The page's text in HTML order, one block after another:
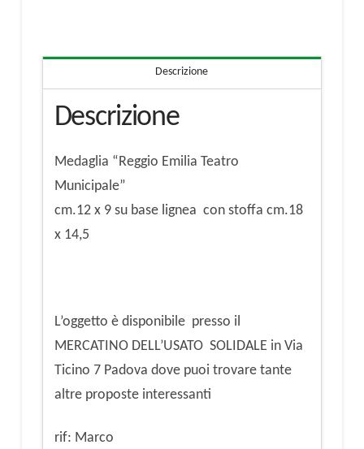
Descrizione
Descrizione
Medaglia “Reggio Emilia Teatro
Municipale”
cm.12 x 9 su base lignea con stoffa cm.18
x 14,5
L’oggetto è disponibile presso il
MERCATINO DELL’USATO SOLIDALE in Via
Ticino 7 Padova dove puoi trovare tante
altre proposte interessanti
rif: Marco